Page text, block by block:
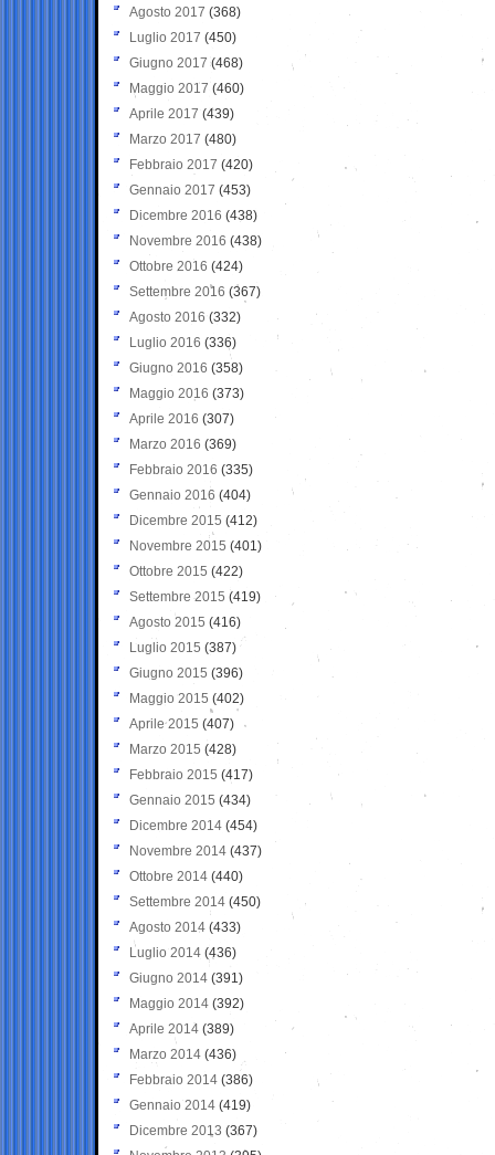
Agosto 2017 (368)
Luglio 2017 (450)
Giugno 2017 (468)
Maggio 2017 (460)
Aprile 2017 (439)
Marzo 2017 (480)
Febbraio 2017 (420)
Gennaio 2017 (453)
Dicembre 2016 (438)
Novembre 2016 (438)
Ottobre 2016 (424)
Settembre 2016 (367)
Agosto 2016 (332)
Luglio 2016 (336)
Giugno 2016 (358)
Maggio 2016 (373)
Aprile 2016 (307)
Marzo 2016 (369)
Febbraio 2016 (335)
Gennaio 2016 (404)
Dicembre 2015 (412)
Novembre 2015 (401)
Ottobre 2015 (422)
Settembre 2015 (419)
Agosto 2015 (416)
Luglio 2015 (387)
Giugno 2015 (396)
Maggio 2015 (402)
Aprile 2015 (407)
Marzo 2015 (428)
Febbraio 2015 (417)
Gennaio 2015 (434)
Dicembre 2014 (454)
Novembre 2014 (437)
Ottobre 2014 (440)
Settembre 2014 (450)
Agosto 2014 (433)
Luglio 2014 (436)
Giugno 2014 (391)
Maggio 2014 (392)
Aprile 2014 (389)
Marzo 2014 (436)
Febbraio 2014 (386)
Gennaio 2014 (419)
Dicembre 2013 (367)